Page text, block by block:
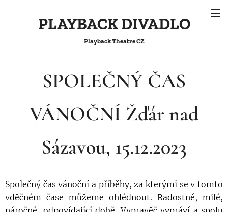
PLAYBACK DIVADLO
Playback Theatre CZ
SPOLEČNÝ ČAS
VÁNOČNÍ Žďár nad
Sázavou, 15.12.2023
Společný čas vánoční a příběhy, za kterými se v tomto
vděčném čase můžeme ohlédnout. Radostné, milé,